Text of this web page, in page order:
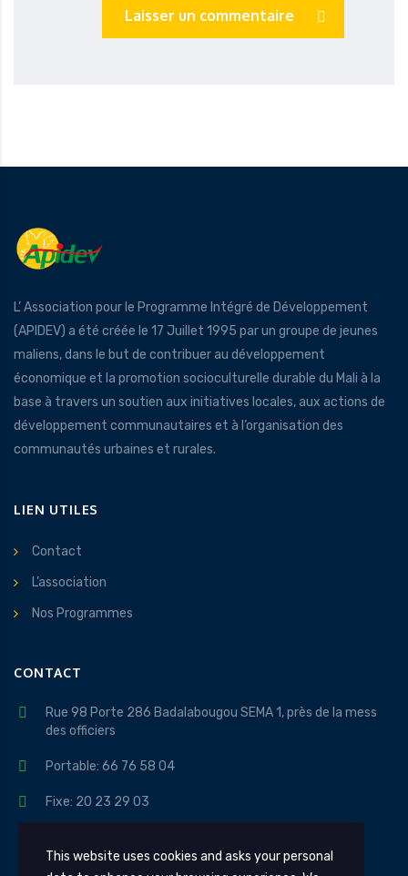
Laisser un commentaire
L’ Association pour le Programme Intégré de Développement
(APIDEV) a été créée le 17 Juillet 1995 par un groupe de jeunes
maliens, dans le but de contribuer au développement
économique et la promotion socioculturelle durable du Mali à la
base à travers un soutien aux initiatives locales, aux actions de
développement communautaires et à l’organisation des
communautés urbaines et rurales.
LIEN UTILES
Contact
L’association
Nos Programmes
CONTACT
Rue 98 Porte 286 Badalabougou SEMA 1, près de la mess
des officiers
Portable: 66 76 58 04
Fixe: 20 23 29 03
This website uses cookies and asks your personal